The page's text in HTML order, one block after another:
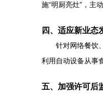
施“明厨亮灶”，主
四、适应新业态
针对网络餐饮
利用自动设备从事
五、加强许可后